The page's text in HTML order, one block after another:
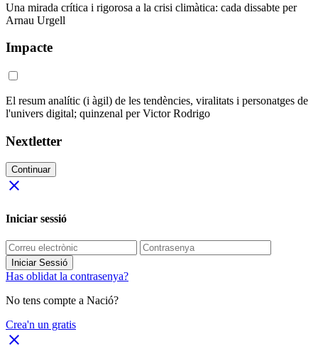
Una mirada crítica i rigorosa a la crisi climàtica: cada dissabte per
Arnau Urgell
Impacte
El resum analític (i àgil) de les tendències, viralitats i personatges de
l'univers digital; quinzenal per Victor Rodrigo
Nextletter
Continuar
close
Iniciar sessió
Iniciar Sessió
Has oblidat la contrasenya?
No tens compte a Nació?
Crea'n un gratis
close